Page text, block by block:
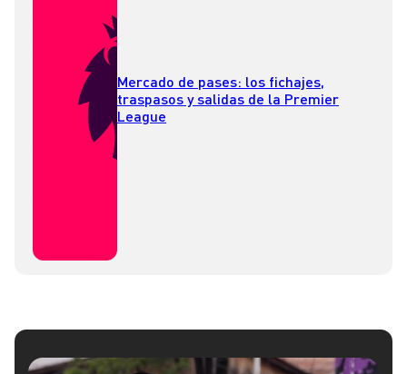
Mercado de pases: los fichajes,
traspasos y salidas de la Premier
League